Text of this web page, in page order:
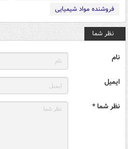
فروشنده مواد شیمیایی
نظر شما
نام
ایمیل
نظر شما *